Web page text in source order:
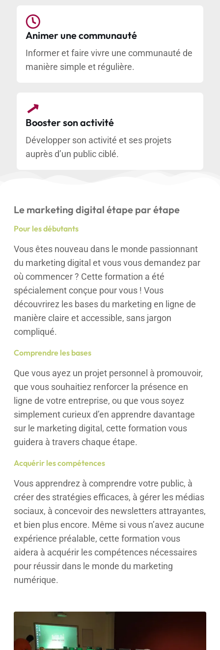
Animer une communauté
Informer et faire vivre une communauté de
manière simple et régulière.
Booster son activité
Développer son activité et ses projets
auprès d’un public ciblé.
Le marketing digital étape par étape
Pour les débutants
Vous êtes nouveau dans le monde passionnant
du marketing digital et vous vous demandez par
où commencer ? Cette formation a été
spécialement conçue pour vous ! Vous
découvrirez les bases du marketing en ligne de
manière claire et accessible, sans jargon
compliqué.
Comprendre les bases
Que vous ayez un projet personnel à promouvoir,
que vous souhaitiez renforcer la présence en
ligne de votre entreprise, ou que vous soyez
simplement curieux d’en apprendre davantage
sur le marketing digital, cette formation vous
guidera à travers chaque étape.
Acquérir les compétences
Vous apprendrez à comprendre votre public, à
créer des stratégies efficaces, à gérer les médias
sociaux, à concevoir des newsletters attrayantes,
et bien plus encore. Même si vous n’avez aucune
expérience préalable, cette formation vous
aidera à acquérir les compétences nécessaires
pour réussir dans le monde du marketing
numérique.